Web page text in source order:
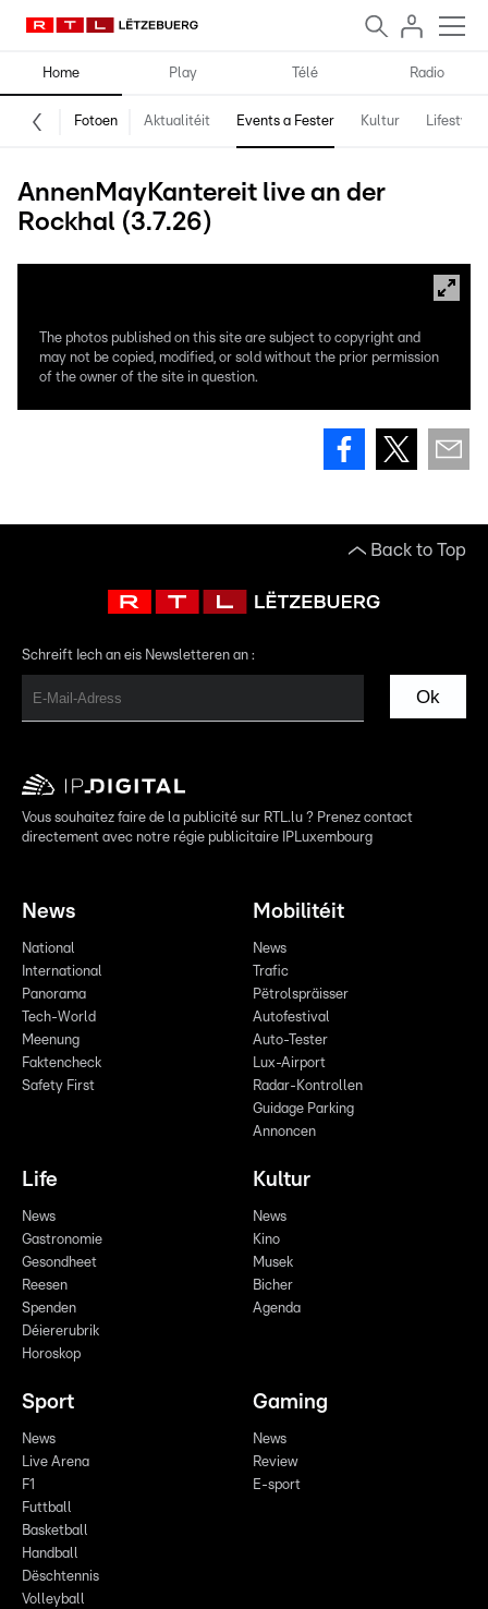
Home Play Télé Radio
Fotoen Aktualitéit Events a Fester Kultur Lifestyle
AnnenMayKantereit live an der
Rockhal (3.7.26)
The photos published on this site are subject to copyright and
may not be copied, modified, or sold without the prior permission
of the owner of the site in question.
Back to Top
Schreift Iech an eis Newsletteren an :
Ok
Vous souhaitez faire de la publicité sur RTL.lu ? Prenez contact
directement avec notre régie publicitaire IPLuxembourg
News
National
International
Panorama
Tech-World
Meenung
Faktencheck
Safety First
Mobilitéit
News
Trafic
Pëtrolspräisser
Autofestival
Auto-Tester
Lux-Airport
Radar-Kontrollen
Guidage Parking
Annoncen
Life
News
Gastronomie
Gesondheet
Reesen
Spenden
Déiererubrik
Horoskop
Kultur
News
Kino
Musek
Bicher
Agenda
Sport
News
Live Arena
F1
Futtball
Basketball
Handball
Dëschtennis
Volleyball
Gaming
News
Review
E-sport